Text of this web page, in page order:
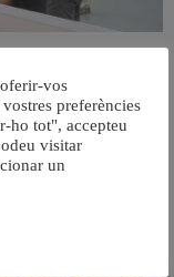
vos
preferències
ho tot", accepteu
visitar
un